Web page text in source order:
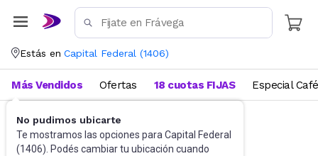
Estás en Capital Federal (1406)
No pudimos ubicarte
Te mostramos las opciones para Capital Federal
(1406). Podés cambiar tu ubicación cuando
Más Vendidos Ofertas 18 cuotas FIJAS Especial Café
Cargadores Cargadores portátiles